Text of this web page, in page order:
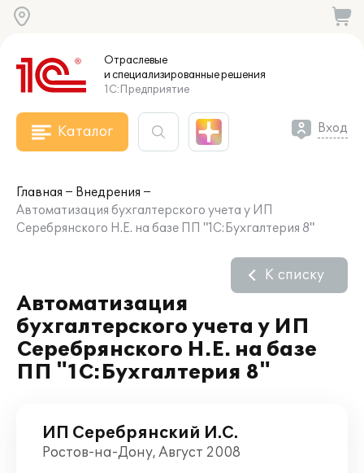
Отраслевые
и специализированныерешения
1С:Предприятие
Каталог Вход
Главная
Внедрения
Автоматизация бухгалтерского учета у ИП
Серебрянского Н.Е. на базе ПП "1С:Бухгалтерия 8"
Автоматизация
бухгалтерского учета у ИП
Серебрянского Н.Е. на базе
ПП "1С:Бухгалтерия 8"
К списку
ИП Серебрянский И.С.
Ростов-на-Дону, Август 2008